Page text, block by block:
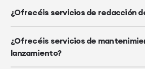
¿Ofrecéis servicios de redacción
¿Ofrecéis servicios de
lanzamiento?